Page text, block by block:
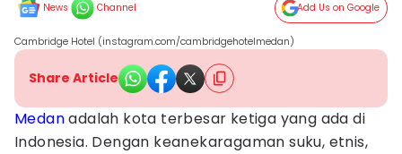
News Channel Add Us on Google
Cambridge Hotel (instagram.com/cambridgehotelmedan)
Share Article
Medanadalah kota terbesar ketiga yang ada di
Indonesia. Dengan keanekaragaman suku, etnis,